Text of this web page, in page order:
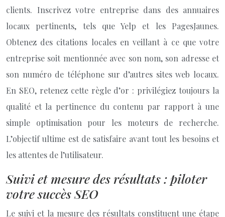
clients. Inscrivez votre entreprise dans des annuaires
locaux pertinents, tels que Yelp et les PagesJaunes.
Obtenez des citations locales en veillant à ce que votre
entreprise soit mentionnée avec son nom, son adresse et
son numéro de téléphone sur d’autres sites web locaux.
En SEO, retenez cette règle d’or : privilégiez toujours la
qualité et la pertinence du contenu par rapport à une
simple optimisation pour les moteurs de recherche.
L’objectif ultime est de satisfaire avant tout les besoins et
les attentes de l’utilisateur.
Suivi et mesure des résultats : piloter
votre succès SEO
Le suivi et la mesure des résultats constituent une étape